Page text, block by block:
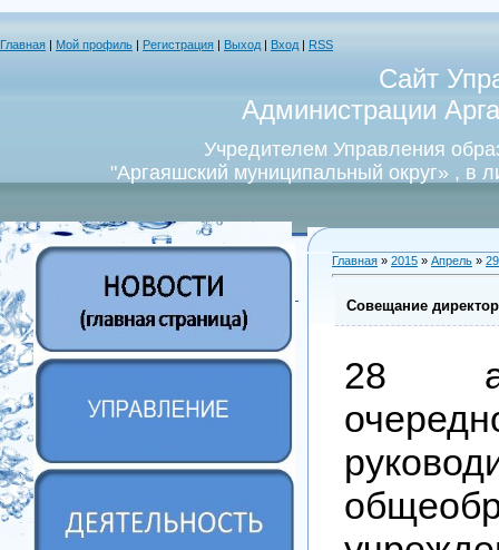
Главная Мой профиль Регистрация Выход Вход RSS
Сайт
Администрации
Учредителем Управления
"Аргаяшский муниципальный округ» , в
Главная » 2015 » Апрель » 29
Совещание
28